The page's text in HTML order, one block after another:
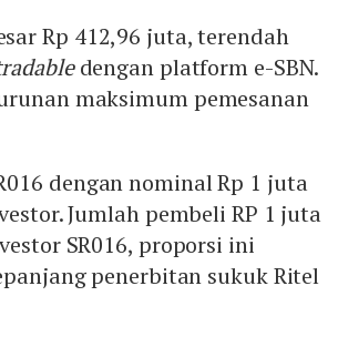
Rp 412,96 juta, terendah
dengan platform e-SBN.
maksimum pemesanan
dengan nominal Rp 1 juta
Jumlah pembeli RP 1 juta
SR016, proporsi ini
penerbitan sukuk Ritel